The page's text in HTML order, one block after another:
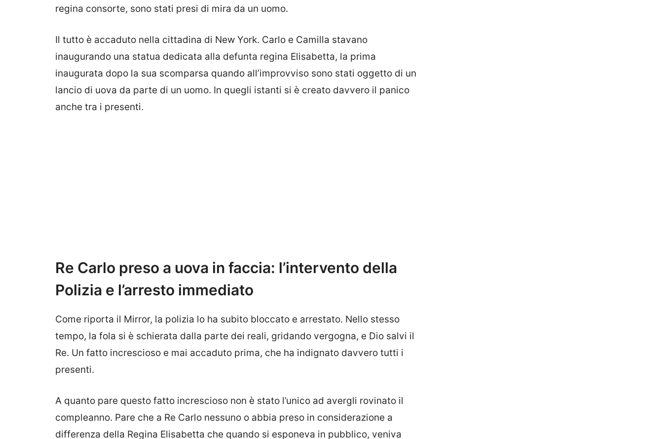
regina consorte, sono stati presi di mira da un uomo.
Il tutto è accaduto nella cittadina di New York. Carlo e Camilla stavano
inaugurando una statua dedicata alla defunta regina Elisabetta, la prima
inaugurata dopo la sua scomparsa quando all’improvviso sono stati oggetto di un
lancio di uova da parte di un uomo. In quegli istanti si è creato davvero il panico
anche tra i presenti.
Re Carlo preso a uova in faccia: l’intervento della
Polizia e l’arresto immediato
Come riporta il Mirror, la polizia lo ha subito bloccato e arrestato. Nello stesso
tempo, la fola si è schierata dalla parte dei reali, gridando vergogna, e Dio salvi il
Re. Un fatto increscioso e mai accaduto prima, che ha indignato davvero tutti i
presenti.
A quanto pare questo fatto increscioso non è stato l’unico ad avergli rovinato il
compleanno. Pare che a Re Carlo nessuno o abbia preso in considerazione a
differenza della Regina Elisabetta che quando si esponeva in pubblico, veniva